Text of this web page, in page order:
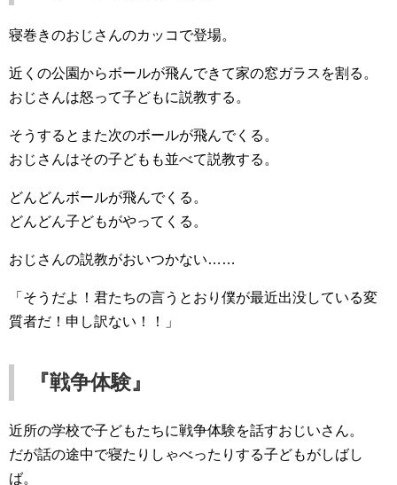
寝巻きのおじさんのカッコで登場。
近くの公園からボールが飛んできて家の窓ガラスを割る。
おじさんは怒って子どもに説教する。
そうするとまた次のボールが飛んでくる。
おじさんはその子どもも並べて説教する。
どんどんボールが飛んでくる。
どんどん子どもがやってくる。
おじさんの説教がおいつかない……
「そうだよ！君たちの言うとおり僕が最近出没している変
質者だ！申し訳ない！！」
『戦争体験』
近所の学校で子どもたちに戦争体験を話すおじいさん。
だが話の途中で寝たりしゃべったりする子どもがしばし
ば。